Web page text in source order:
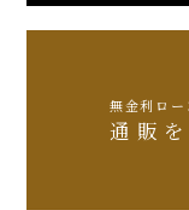
無金利ロ
通販